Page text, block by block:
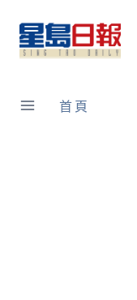
content
首頁